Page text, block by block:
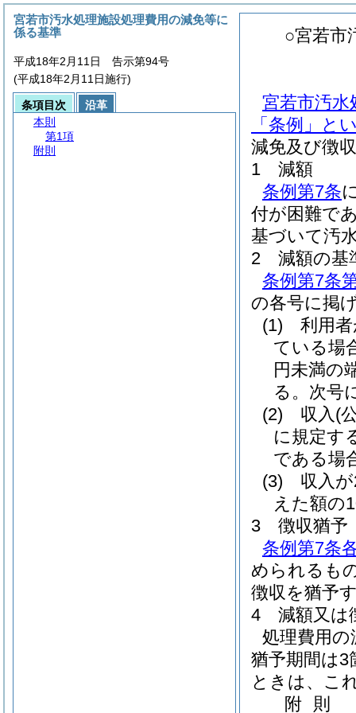
○宮若市
宮若市汚水
「条例」と
減免及び徴
1 減額
条例第7条
付が困難で
基づいて汚
2 減額の基
条例第7条
の各号に掲
(1) 利用者
ている場
円未満の
る。次号
(2) 収入(
に規定す
である場
(3) 収入が
えた額の
3 徴収猶予
条例第7条
められるも
徴収を猶予
4 減額又は
処理費用
猶予期間は3
ときは、こ
附 則
宮若市汚水処理施設処理費用の減免等に
係る基準
平成18年2月11日 告示第94号
(平成18年2月11日施行)
条項目次
沿革
本則
第1項
附則